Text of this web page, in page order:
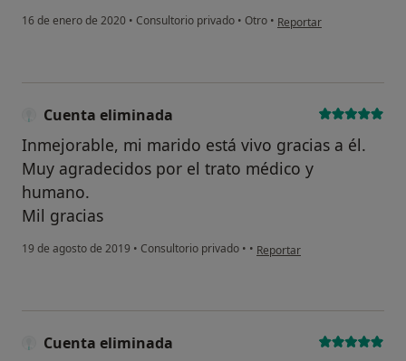
16 de enero de 2020 • Consultorio privado • Otro • en opinión del usuario
Reportar
Cuenta eliminada
Inmejorable, mi marido está vivo gracias a él.
Muy agradecidos por el trato médico y
humano.
Mil gracias
19 de agosto de 2019 • Consultorio privado • • en opinión del usuario
Reportar
Cuenta eliminada